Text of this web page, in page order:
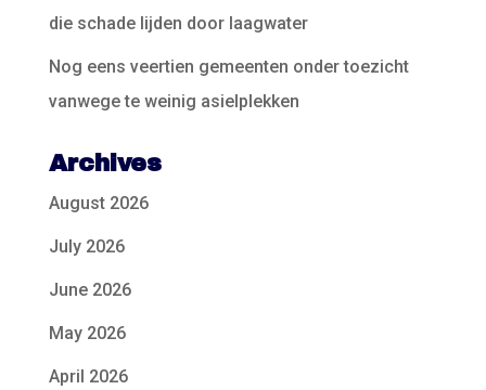
die schade lijden door laagwater
Nog eens veertien gemeenten onder toezicht
vanwege te weinig asielplekken
Archives
August 2026
July 2026
June 2026
May 2026
April 2026